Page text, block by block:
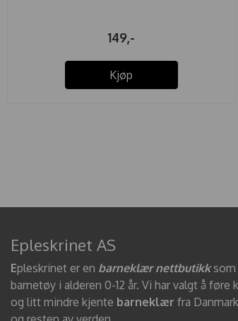
149,-
Kjøp
Epleskrinet AS
Epleskrinet er en barneklær nettbutikksom
barnetøy i alderen 0-12 år. Vi har valgt å føre
og litt mindre kjente barneklær fra